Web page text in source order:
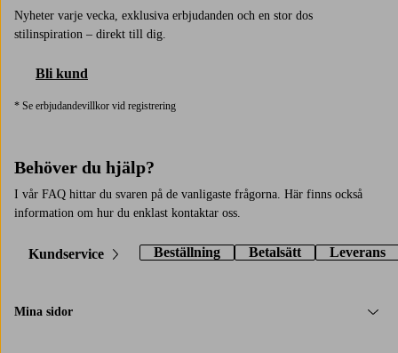
Nyheter varje vecka, exklusiva erbjudanden och en stor dos
stilinspiration – direkt till dig.
Bli kund
* Se erbjudandevillkor vid registrering
Behöver du hjälp?
I vår FAQ hittar du svaren på de vanligaste frågorna. Här finns också
information om hur du enklast kontaktar oss.
Kundservice Beställning Betalsätt Leverans
Mina sidor